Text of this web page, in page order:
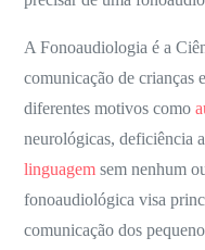
A Fonoaudiologia é a
comunicação de crianças
diferentes motivos como
neurológicas, deficiência
linguagem sem nenhum
fonoaudiológica visa
comunicação dos